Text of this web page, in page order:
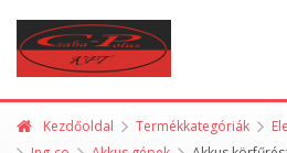
Kezdőoldal Termékkategóriák